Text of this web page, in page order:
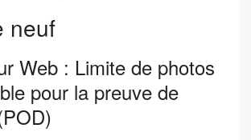
neuf
Web : Limite de photos
pour la preuve de